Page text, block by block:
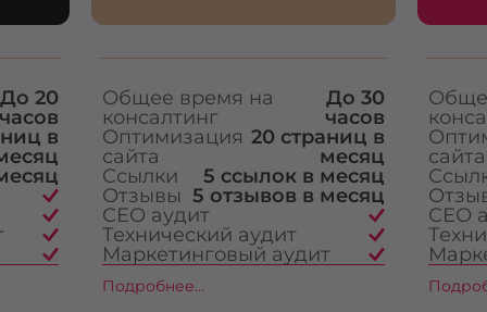
До 20
часов
в
Общее время на
консалтинг
До 30
часов
Оптимизация
сайта
20 страниц в
месяц
Ссылки
5 ссылок в месяц
Отзывы 5 отзывов в месяц
СЕО аудит
Технический аудит
Маркетинговый аудит
Подробнее...
сайта
СЕО